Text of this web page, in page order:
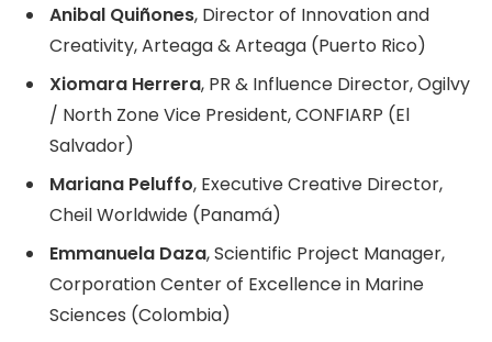
Anibal Quiñones, Director of Innovation and
Creativity, Arteaga & Arteaga (Puerto Rico)
Xiomara Herrera, PR & Influence Director, Ogilvy
/ North Zone Vice President, CONFIARP (El
Salvador)
Mariana Peluffo, Executive Creative Director,
Cheil Worldwide (Panamá)
Emmanuela Daza, Scientific Project Manager,
Corporation Center of Excellence in Marine
Sciences (Colombia)